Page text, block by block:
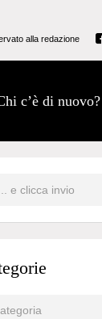
alla redazione
c’è di nuovo?